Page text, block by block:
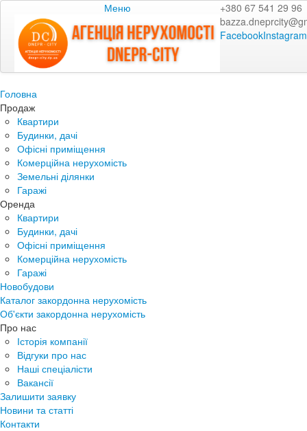
Меню
+380 67 541 29 96
FacebookInstagram
Головна
Продаж
Квартири
Будинки, дачі
Офісні приміщення
Комерційна нерухомість
Земельні ділянки
Гаражі
Оренда
Квартири
Будинки, дачі
Офісні приміщення
Комерційна нерухомість
Гаражі
Новобудови
Каталог закордонна нерухомість
Об'єкти закордонна нерухомість
Про нас
Історія компанії
Відгуки про нас
Наші спеціалісти
Вакансії
Залишити заявку
Новини та статті
Контакти